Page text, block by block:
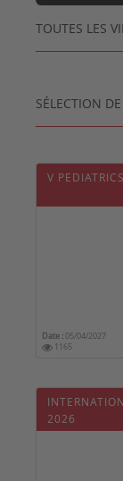
TOUTES LES
SÉLECTION
V
Date :05/04/2027
1165
2026